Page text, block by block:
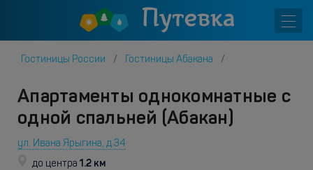
Гостиницы России Гостиницы Абакана
Апартаменты однокомнатные с
одной спальней (Абакан)
ул. Ивана Ярыгина, д.34
до центра 1.2 км